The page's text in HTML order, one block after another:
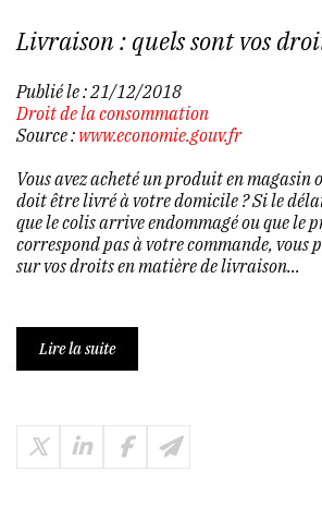
Livraison : quels sont vos
Publié le :21/12/2018
Droit de la consommation
Source : www.economie.gouv.fr
Vous avez acheté un produit en magasin
doit être livré à votre domicile ? Si le
que le colis arrive endommagé ou que le
correspond pas à votre commande, vous
sur vos droits en matière de livraison...
Lire la suite